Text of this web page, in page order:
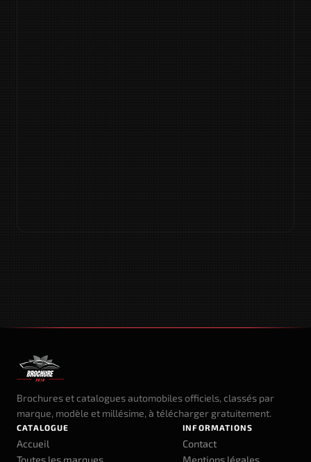
Brochures et catalogues automobiles officiels, classés par
marque, modèle et millésime, à télécharger gratuitement.
CATALOGUE
Accueil
INFORMATIONS
Contact